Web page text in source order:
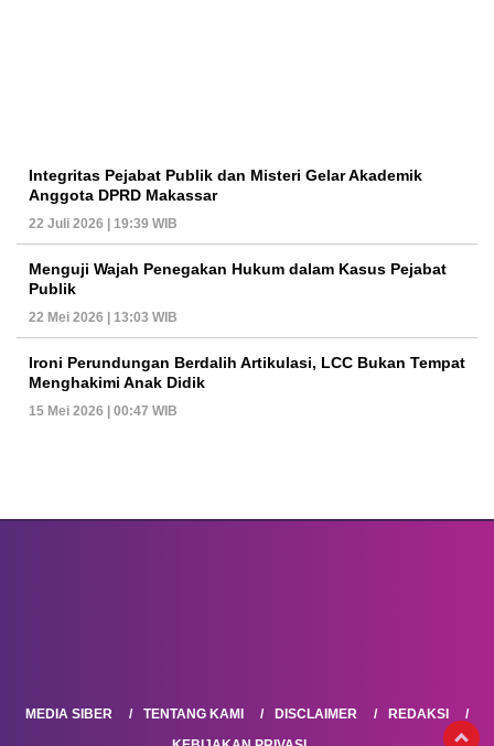
Integritas Pejabat Publik dan Misteri Gelar Akademik
Anggota DPRD Makassar
22 Juli 2026 | 19:39 WIB
Menguji Wajah Penegakan Hukum dalam Kasus Pejabat
Publik
22 Mei 2026 | 13:03 WIB
Ironi Perundungan Berdalih Artikulasi, LCC Bukan Tempat
Menghakimi Anak Didik
15 Mei 2026 | 00:47 WIB
MEDIA SIBER TENTANG KAMI DISCLAIMER
REDAKSI